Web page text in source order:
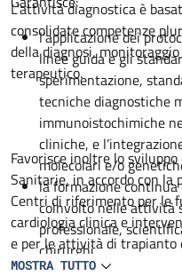
L’attività diagnostica è
consolidate competenze
della diagnosi,
terapeutico.
l’applicazione dei
linee guida e gli
sperimentazione,
tecniche diagnostiche
immunoistochimiche
cliniche, e
molecolari e/o
la formazione continua
coinvolto nelle attività
professionale,
chirurghi.
Favorisce inoltre lo
Sanitarie, in accordo con la
Centri di riferimento per le
cardiologia clinica e
e per le attività di trapianto
consulenza specialistica.
MOSTRA TUTTO